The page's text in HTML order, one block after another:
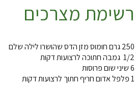
רשימת מצרכים
250 גרם חומוס מזן הדס שהושרו לילה שלם
1/2 גמבה חתוכה לרצועות דקות
6 שיני שום פרוסות
1 פלפל אדום חריף חתוך לרצועות דקות